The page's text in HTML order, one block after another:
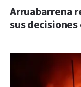
Arruabarrena
sus